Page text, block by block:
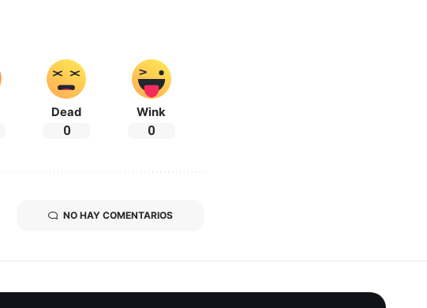
Dead
0
Wink
0
NO HAY COMENTARIOS